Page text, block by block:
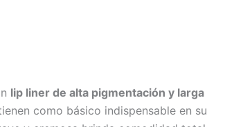
lip liner de alta pigmentación y larga
como básico indispensable en su